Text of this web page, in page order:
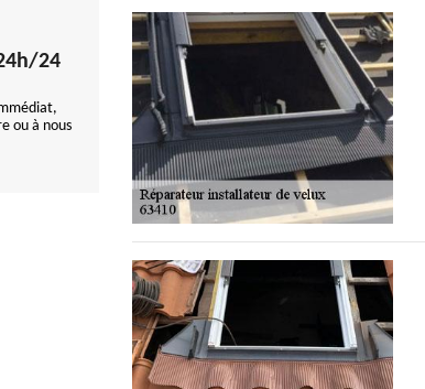
24
ou à nous